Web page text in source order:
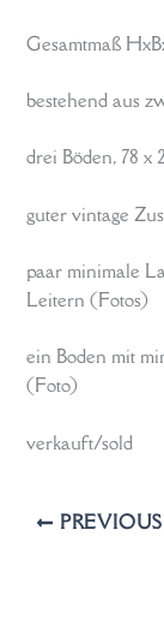
Gesamtmaß
bestehend aus
drei Böden, 78 x
guter vintage
paar minimale
Leitern (Fotos)
ein Boden mit
(Foto)
verkauft/sold
PREVIOUS